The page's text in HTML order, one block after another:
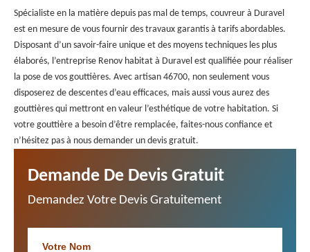
Spécialiste en la matière depuis pas mal de temps, couvreur à Duravel
est en mesure de vous fournir des travaux garantis à tarifs abordables.
Disposant d’un savoir-faire unique et des moyens techniques les plus
élaborés, l’entreprise Renov habitat à Duravel est qualifiée pour réaliser
la pose de vos gouttières. Avec artisan 46700, non seulement vous
disposerez de descentes d’eau efficaces, mais aussi vous aurez des
gouttières qui mettront en valeur l’esthétique de votre habitation. Si
votre gouttière a besoin d’être remplacée, faites-nous confiance et
n’hésitez pas à nous demander un devis gratuit.
Demande De Devis Gratuit
Demandez Votre Devis Gratuitement